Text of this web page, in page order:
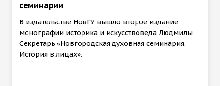
семинарии
В издательстве НовГУ вышло второе издание
монографии историка и искусствоведа Людмилы
Секретарь «Новгородская духовная семинария.
История в лицах».